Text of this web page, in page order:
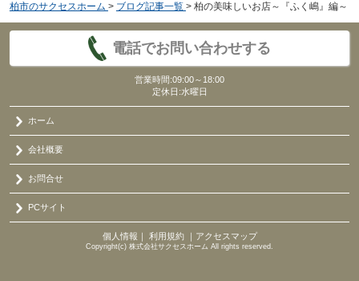
柏市のサクセスホーム > ブログ記事一覧 > 柏の美味しいお店～『ふく嶋』編～
電話でお問い合わせする
営業時間:09:00～18:00
定休日:水曜日
ホーム
会社概要
お問合せ
PCサイト
個人情報 ｜ 利用規約｜ アクセスマップ
Copyright(c) 株式会社サクセスホーム All rights reserved.